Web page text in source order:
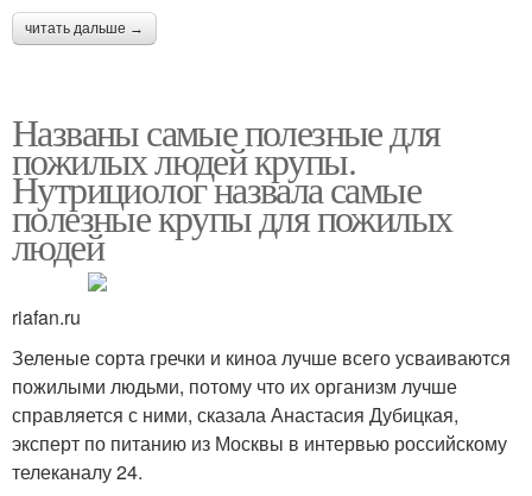
читать дальше →
Названы самые полезные для
пожилых людей крупы.
Нутрициолог назвала самые
полезные крупы для пожилых
людей
riafan.ru
Зеленые сорта гречки и киноа лучше всего усваиваются
пожилыми людьми, потому что их организм лучше
справляется с ними, сказала Анастасия Дубицкая,
эксперт по питанию из Москвы в интервью российскому
телеканалу 24.